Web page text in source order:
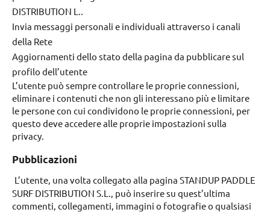
DISTRIBUTION L..
Invia messaggi personali e individuali attraverso i canali
della Rete
Aggiornamenti dello stato della pagina da pubblicare sul
profilo dell’utente
L’utente può sempre controllare le proprie connessioni,
eliminare i contenuti che non gli interessano più e limitare
le persone con cui condividono le proprie connessioni, per
questo deve accedere alle proprie impostazioni sulla
privacy.
Pubblicazioni
L’utente, una volta collegato alla pagina STANDUP PADDLE
SURF DISTRIBUTION S.L., può inserire su quest’ultima
commenti, collegamenti, immagini o fotografie o qualsiasi